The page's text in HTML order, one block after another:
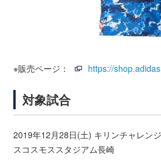
※販売ページ： https://
対象試合
2019年12月28日(土) キリンチャレン
スコスモススタジアム長崎